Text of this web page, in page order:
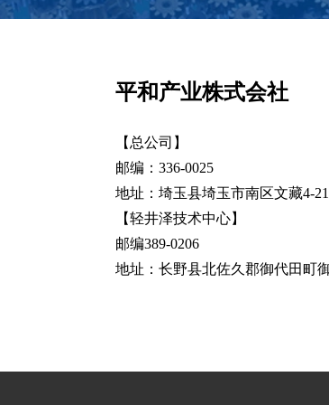
平和产业株式会社
【总公司】
邮编：336-0025
地址：埼玉县埼玉市南区文藏4-
【轻井泽技术中心】
邮编389-0206
地址：长野县北佐久郡御代田町